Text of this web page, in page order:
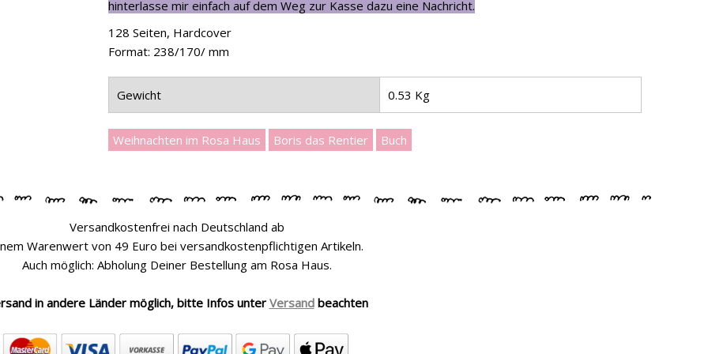
hinterlasse mir einfach auf dem Weg zur Kasse dazu eine Nachricht.
128 Seiten, Hardcover
Format: 238/170/ mm
Gewicht 0.53 Kg
Weihnachten im Rosa Haus Boris das Rentier Buch
Versandkostenfrei nach Deutschland ab
Warenwert von 49 Euro bei versandkostenpflichtigen Artikeln.
Auch möglich: Abholung Deiner Bestellung am Rosa Haus.
in andere Länder möglich, bitte Infos unter Versandbeachten